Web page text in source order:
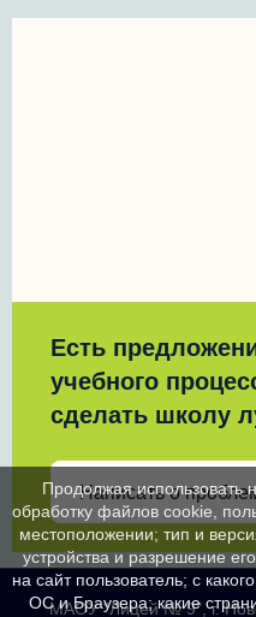
Есть
учебного
сделать школу
Написать о
МАОУ "Лицей № 9", г.
Продолжая использовать
обработку файлов cookie,
местоположении; тип и
устройства и разрешение
на сайт пользователь; с
ОС и Браузера; какие